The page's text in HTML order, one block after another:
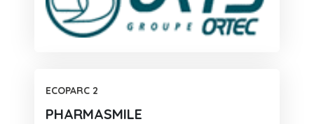
ECOPARC 2
PHARMASMILE